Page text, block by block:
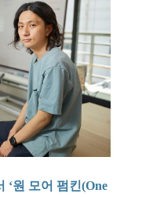
‘원 모어 펌킨(One